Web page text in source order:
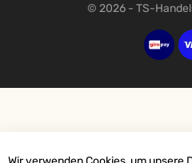
© 2026 - TS-